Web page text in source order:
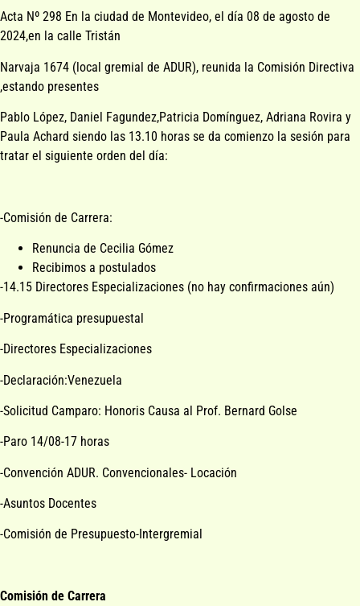
Acta Nº 298 En la ciudad de Montevideo, el día 08 de agosto de
2024,en la calle Tristán
Narvaja 1674 (local gremial de ADUR), reunida la Comisión Directiva
,estando presentes
Pablo López, Daniel Fagundez,Patricia Domínguez, Adriana Rovira y
Paula Achard siendo las 13.10 horas se da comienzo la sesión para
tratar el siguiente orden del día:
-Comisión de Carrera:
Renuncia de Cecilia Gómez
Recibimos a postulados
-14.15 Directores Especializaciones (no hay confirmaciones aún)
-Programática presupuestal
-Directores Especializaciones
-Declaración:Venezuela
-Solicitud Camparo: Honoris Causa al Prof. Bernard Golse
-Paro 14/08-17 horas
-Convención ADUR. Convencionales- Locación
-Asuntos Docentes
-Comisión de Presupuesto-Intergremial
Comisión de Carrera